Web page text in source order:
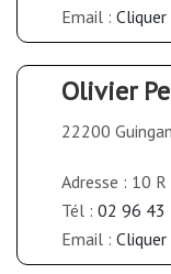
Email :
Olivier
22200
Adresse : 10
Tél : 02 96 43
Email :